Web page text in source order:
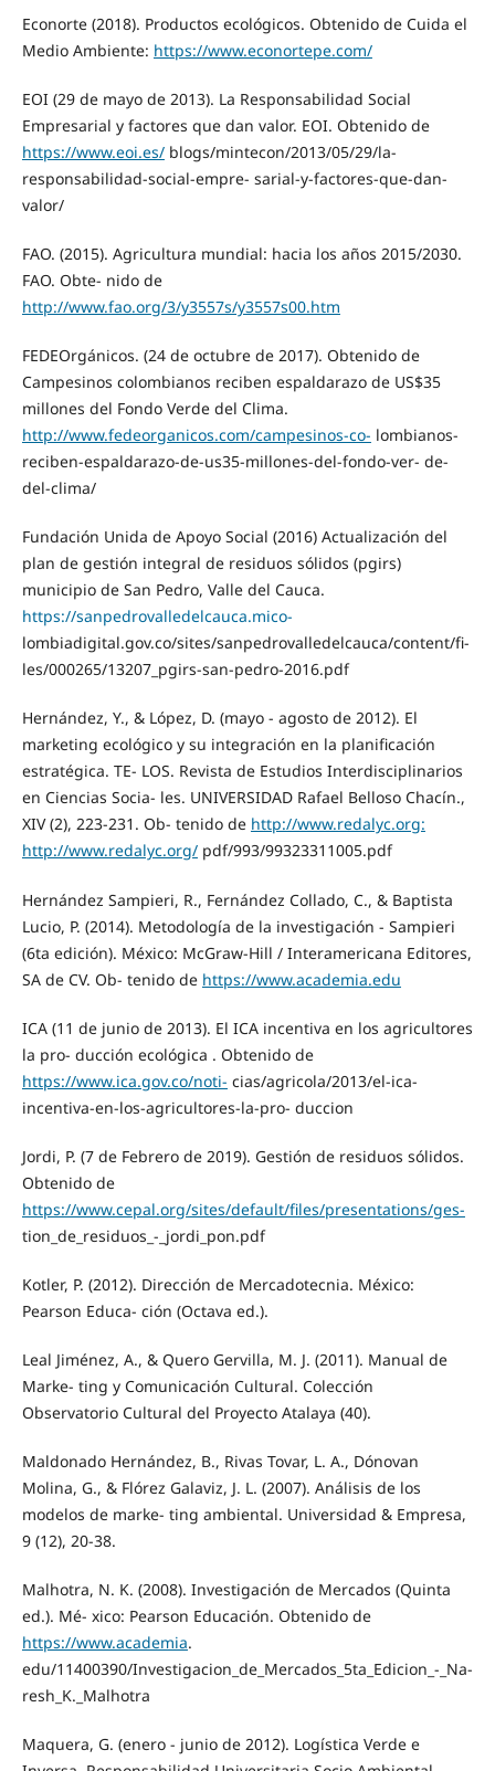
Econorte (2018). Productos ecológicos. Obtenido de Cuida el
Medio Ambiente: https://www.econortepe.com/
EOI (29 de mayo de 2013). La Responsabilidad Social
Empresarial y factores que dan valor. EOI. Obtenido de
https://www.eoi.es/blogs/mintecon/2013/05/29/la-
responsabilidad-social-empre- sarial-y-factores-que-dan-
valor/
FAO. (2015). Agricultura mundial: hacia los años 2015/2030.
FAO. Obte- nido de
http://www.fao.org/3/y3557s/y3557s00.htm
FEDEOrgánicos. (24 de octubre de 2017). Obtenido de
Campesinos colombianos reciben espaldarazo de US$35
millones del Fondo Verde del Clima.
http://www.fedeorganicos.com/campesinos-co- lombianos-
reciben-espaldarazo-de-us35-millones-del-fondo-ver- de-
del-clima/
Fundación Unida de Apoyo Social (2016) Actualización del
plan de gestión integral de residuos sólidos (pgirs)
municipio de San Pedro, Valle del Cauca.
https://sanpedrovalledelcauca.mico-
lombiadigital.gov.co/sites/sanpedrovalledelcauca/content/fi-
les/000265/13207_pgirs-san-pedro-2016.pdf
Hernández, Y., & López, D. (mayo - agosto de 2012). El
marketing ecológico y su integración en la planificación
estratégica. TE- LOS. Revista de Estudios Interdisciplinarios
en Ciencias Socia- les. UNIVERSIDAD Rafael Belloso Chacín.,
XIV (2), 223-231. Ob- tenido de http://www.redalyc.org:
http://www.redalyc.org/pdf/993/99323311005.pdf
Hernández Sampieri, R., Fernández Collado, C., & Baptista
Lucio, P. (2014). Metodología de la investigación - Sampieri
(6ta edición). México: McGraw-Hill / Interamericana Editores,
SA de CV. Ob- tenido de https://www.academia.edu
ICA (11 de junio de 2013). El ICA incentiva en los agricultores
la pro- ducción ecológica . Obtenido de
https://www.ica.gov.co/noti- cias/agricola/2013/el-ica-
incentiva-en-los-agricultores-la-pro- duccion
Jordi, P. (7 de Febrero de 2019). Gestión de residuos sólidos.
Obtenido de
https://www.cepal.org/sites/default/files/presentations/ges-
tion_de_residuos_-_jordi_pon.pdf
Kotler, P. (2012). Dirección de Mercadotecnia. México:
Pearson Educa- ción (Octava ed.).
Leal Jiménez, A., & Quero Gervilla, M. J. (2011). Manual de
Marke- ting y Comunicación Cultural. Colección
Observatorio Cultural del Proyecto Atalaya (40).
Maldonado Hernández, B., Rivas Tovar, L. A., Dónovan
Molina, G., & Flórez Galaviz, J. L. (2007). Análisis de los
modelos de marke- ting ambiental. Universidad & Empresa,
9 (12), 20-38.
Malhotra, N. K. (2008). Investigación de Mercados (Quinta
ed.). Mé- xico: Pearson Educación. Obtenido de
https://www.academia.
edu/11400390/Investigacion_de_Mercados_5ta_Edicion_-_Na-
resh_K._Malhotra
Maquera, G. (enero - junio de 2012). Logística Verde e